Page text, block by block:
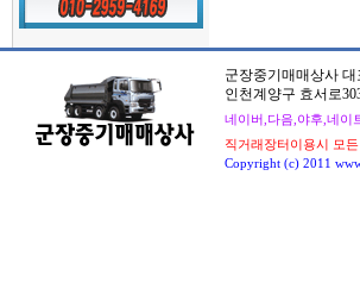
군장중기매매상사 대
인천계양구 효서로
네이버,다음,야후,네이
직거래장터이용시 모
Copyright (c) 2011